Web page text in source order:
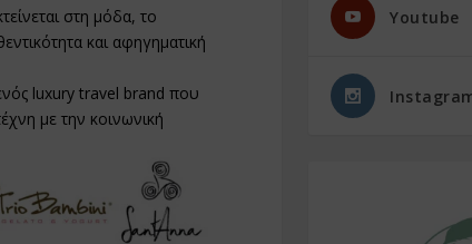
στη μόδα, το
και αφηγηματική
luxury travel brand που
με την κοινωνική
Youtube